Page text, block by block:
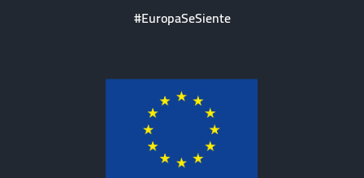
#EuropaSeSiente